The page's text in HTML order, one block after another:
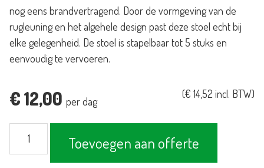
nog eens brandvertragend. Door de vormgeving van de
rugleuning en het algehele design past deze stoel echt bij
elke gelegenheid. De stoel is stapelbaar tot 5 stuks en
eenvoudig te vervoeren.
€12,00 per dag
(€ 14,52 incl. BTW)
Toevoegen aan offerte